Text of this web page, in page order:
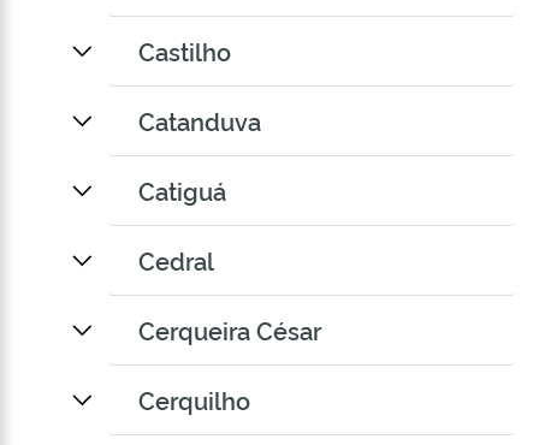
Castilho
Catanduva
Catiguá
Cedral
Cerqueira César
Cerquilho